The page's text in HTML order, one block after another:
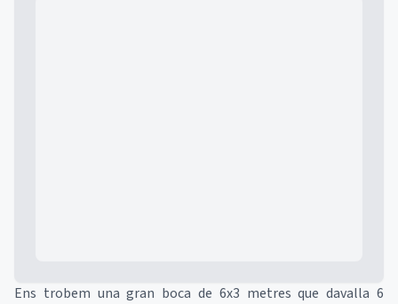
Ens trobem una gran boca de 6x3 metres que davalla 6